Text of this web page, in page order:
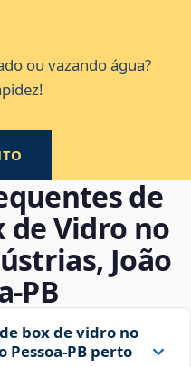
ou vazando água?
de
de Vidro no
João
box de vidro no
perto